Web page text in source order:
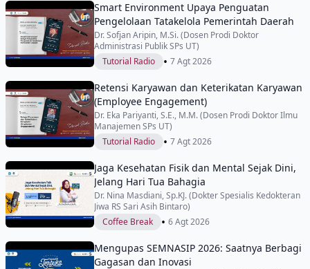
Smart Environment Upaya Penguatan
Pengelolaan Tatakelola Pemerintah Daerah
Dr. Sofjan Aripin, M.Si. (Dosen Prodi Doktor
Administrasi Publik SPs UT)
Tutorial Radio
• 7 Agt 2026
Retensi Karyawan dan Keterikatan Karyawan
(Employee Engagement)
Dr. Eka Pariyanti, S.E., M.M. (Dosen Prodi Doktor Ilmu
Manajemen SPs UT)
Tutorial Radio
• 7 Agt 2026
Jaga Kesehatan Fisik dan Mental Sejak Dini,
Jelang Hari Tua Bahagia
Dr. Nina Masdiani, Sp.KJ. (Dokter Spesialis Kedokteran
Jiwa RS Sari Asih Bintaro)
Coffee Break
• 6 Agt 2026
Mengupas SEMNASIP 2026: Saatnya Berbagi
Gagasan dan Inovasi